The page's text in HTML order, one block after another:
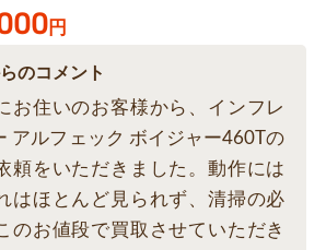
円
のコメント
お住いのお客様から、インフレ
アルフェック ボイジャー460Tの
頼をいただきました。動作には
はほとんど見られず、清掃の必
のお値段で買取させていただき